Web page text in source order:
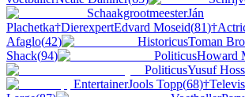
SchaakgrootmeesterJán
Plachetka†DierexpertEdvard Moseid(81)†
Afaglo(42) HistoricusToman
Shack(94) PoliticusHoward
PoliticusYusuf
EntertainerJools Topp(68)†